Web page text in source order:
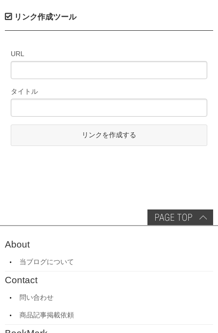
リンク作成ツール
URL
タイトル
リンクを作成する
About
当ブログについて
Contact
問い合わせ
商品記事掲載依頼